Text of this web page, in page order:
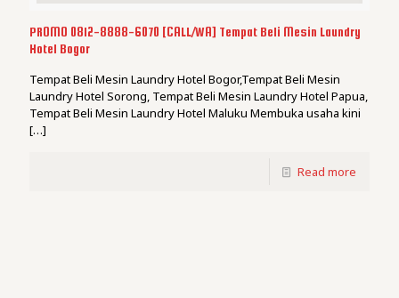
PROMO 0812-8888-6070 [CALL/WA] Tempat Beli Mesin Laundry
Hotel Bogor
Tempat Beli Mesin Laundry Hotel Bogor,Tempat Beli Mesin
Laundry Hotel Sorong, Tempat Beli Mesin Laundry Hotel Papua,
Tempat Beli Mesin Laundry Hotel Maluku Membuka usaha kini
[…]
Read more